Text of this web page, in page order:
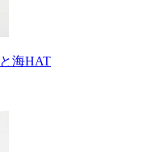
海HAT